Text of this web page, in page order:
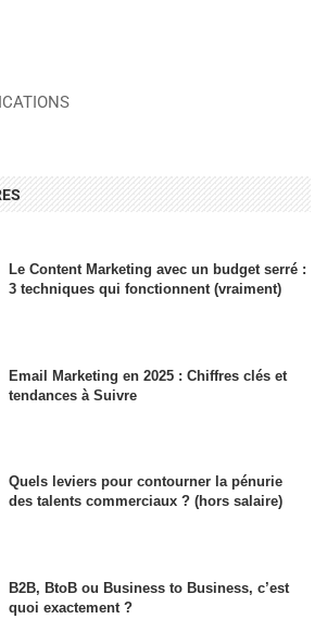
Le Content Marketing avec un budget serré :
3 techniques qui fonctionnent (vraiment)
Email Marketing en 2025 : Chiffres clés et
tendances à Suivre
Quels leviers pour contourner la pénurie
des talents commerciaux ? (hors salaire)
B2B, BtoB ou Business to Business, c’est
quoi exactement ?